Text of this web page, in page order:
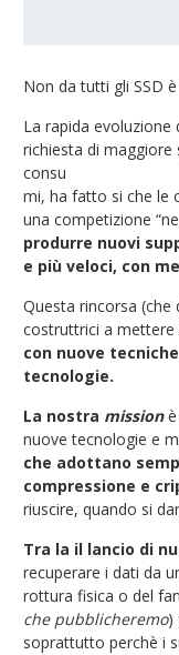
Non da tutti gli SSD
La rapida evoluzione
richiesta di maggiore
consu
mi, ha fatto si che le
una competizione
produrre nuovi
e più veloci, con
Questa rincorsa (che
costruttrici a
con nuove
tecnologie.
La nostra mission
nuove tecnologie e
che adottano
compressione e
riuscire, quando si
Tra la il lancio di
recuperare i dati da
rottura fisica o del
che pubblicheremo)
soprattutto perchè i